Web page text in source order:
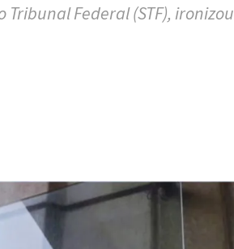
Federal (STF), ironizou